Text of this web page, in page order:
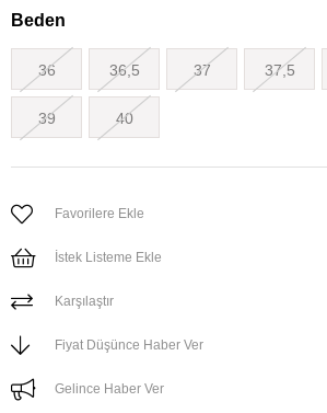
Beden
36 36,5 37 37,5
39 40
Favorilere Ekle
İstek Listeme Ekle
Karşılaştır
Fiyat Düşünce Haber Ver
Gelince Haber Ver